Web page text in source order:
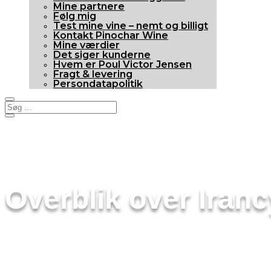
Mine partnere
Følg mig
Test mine vine – nemt og billigt
Kontakt Pinochar Wine
Mine værdier
Det siger kunderne
Hvem er Poul Victor Jensen
Fragt & levering
Persondatapolitik
Overblik over